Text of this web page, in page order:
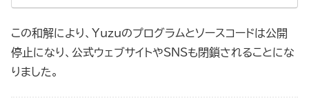
この和解により、Yuzuのプログラムとソースコードは公開
停止になり、公式ウェブサイトやSNSも閉鎖されることにな
りました。